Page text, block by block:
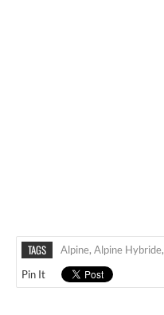
TAGS Alpine, Alpine Hybride,
Pin It